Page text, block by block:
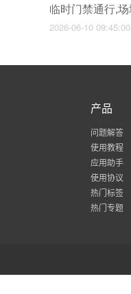
2026-06-10 09:45:00
产品
问题解答
使用教程
应用助手
使用协议
热门标签
热门专题